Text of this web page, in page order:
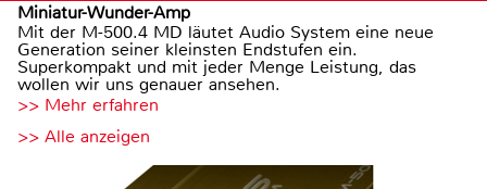
Miniatur-Wunder-Amp
Mit der M-500.4 MD läutet Audio System eine neue
Generation seiner kleinsten Endstufen ein.
Superkompakt und mit jeder Menge Leistung, das
wollen wir uns genauer ansehen.
>> Mehr erfahren
>> Alle anzeigen